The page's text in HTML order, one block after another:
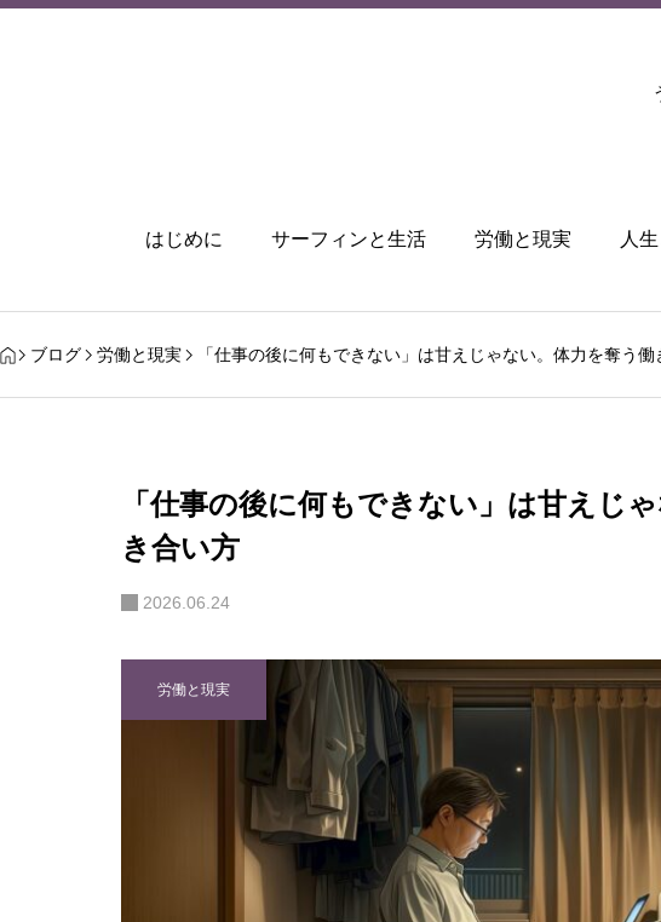
はじめに サーフィンと生活 労働と現実 人
ブログ 労働と現実 「仕事の後に何もできない」は甘えじゃない。体力を奪う
「仕事の後に何もできない」は甘えじ
き合い方
2026.06.24
労働と現実